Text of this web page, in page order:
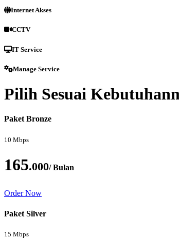
Internet Akses
CCTV
IT Service
Manage Service
Pilih Sesuai
Paket Bronze
10 Mbps
165.000/ Bulan
Order Now
Paket Silver
15 Mbps